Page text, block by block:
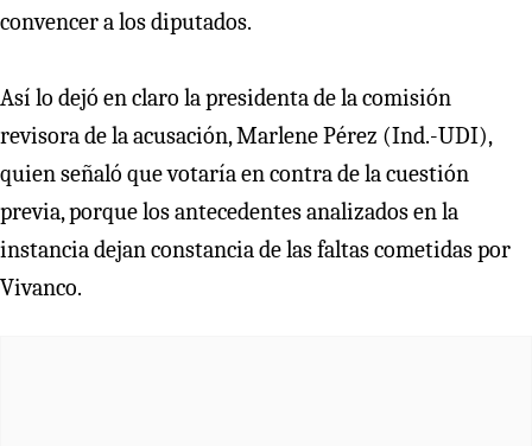
convencer a los diputados.
Así lo dejó en claro la presidenta de la comisión
revisora de la acusación, Marlene Pérez (Ind.-UDI),
quien señaló que votaría en contra de la cuestión
previa, porque los antecedentes analizados en la
instancia dejan constancia de las faltas cometidas por
Vivanco.